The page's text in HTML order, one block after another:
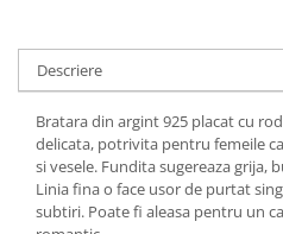
Descriere
Bratara din argint 925 placat cu
delicata, potrivita pentru femeile
si vesele. Fundita sugereaza grija,
Linia fina o face usor de purtat
subtiri. Poate fi aleasa pentru un